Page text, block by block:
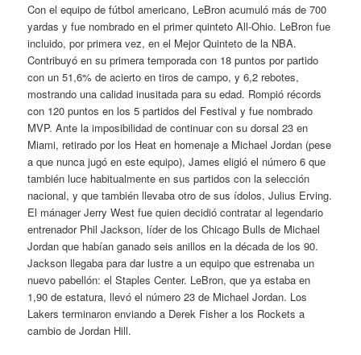
Con el equipo de fútbol americano, LeBron acumuló más de 700
yardas y fue nombrado en el primer quinteto All-Ohio. LeBron fue
incluido, por primera vez, en el Mejor Quinteto de la NBA.
Contribuyó en su primera temporada con 18 puntos por partido
con un 51,6% de acierto en tiros de campo, y 6,2 rebotes,
mostrando una calidad inusitada para su edad. Rompió récords
con 120 puntos en los 5 partidos del Festival y fue nombrado
MVP. Ante la imposibilidad de continuar con su dorsal 23 en
Miami, retirado por los Heat en homenaje a Michael Jordan (pese
a que nunca jugó en este equipo), James eligió el número 6 que
también luce habitualmente en sus partidos con la selección
nacional, y que también llevaba otro de sus ídolos, Julius Erving.
El mánager Jerry West fue quien decidió contratar al legendario
entrenador Phil Jackson, líder de los Chicago Bulls de Michael
Jordan que habían ganado seis anillos en la década de los 90.
Jackson llegaba para dar lustre a un equipo que estrenaba un
nuevo pabellón: el Staples Center. LeBron, que ya estaba en
1,90 de estatura, llevó el número 23 de Michael Jordan. Los
Lakers terminaron enviando a Derek Fisher a los Rockets a
cambio de Jordan Hill.